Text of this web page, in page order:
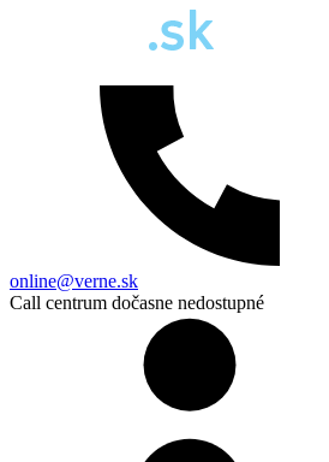
online@verne.sk
Call centrum dočasne nedostupné